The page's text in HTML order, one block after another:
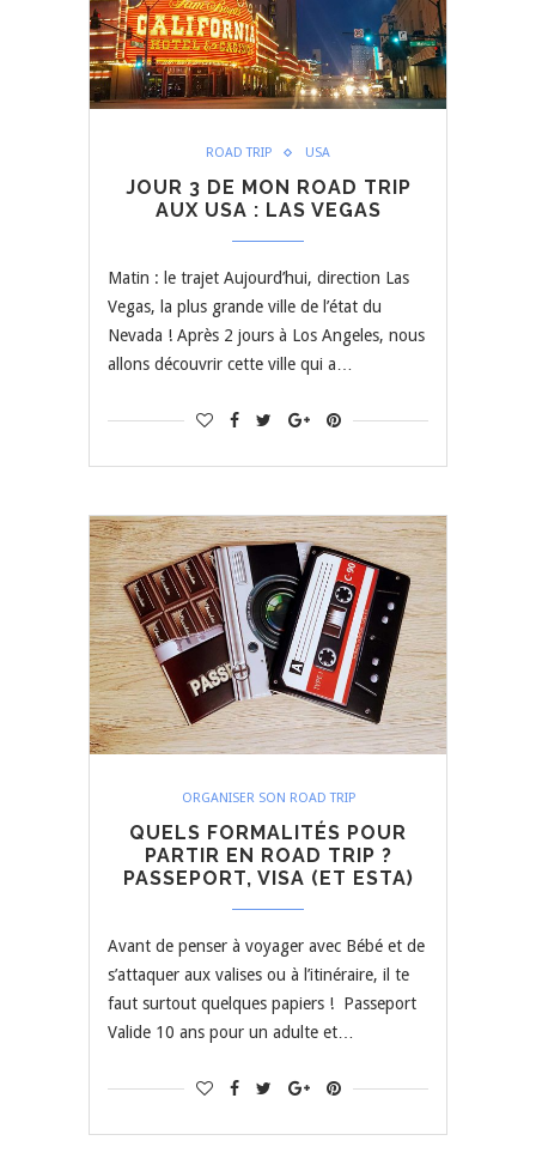
ROAD TRIP USA
JOUR 3 DE MON ROAD TRIP
AUX USA : LAS VEGAS
Matin : le trajet Aujourd’hui, direction Las
Vegas, la plus grande ville de l’état du
Nevada ! Après 2 jours à Los Angeles, nous
allons découvrir cette ville qui a…
ORGANISER SON ROAD TRIP
QUELS FORMALITÉS POUR
PARTIR EN ROAD TRIP ?
PASSEPORT, VISA (ET ESTA)
Avant de penser à voyager avec Bébé et de
s’attaquer aux valises ou à l’itinéraire, il te
faut surtout quelques papiers ! Passeport
Valide 10 ans pour un adulte et…